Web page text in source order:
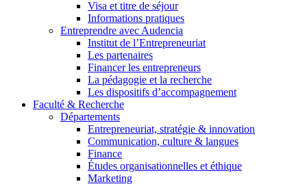
Visa et titre de séjour
Informations pratiques
Entreprendre avec Audencia
Institut de l’Entrepreneuriat
Les partenaires
Financer les entrepreneurs
La pédagogie et la recherche
Les dispositifs d’accompagnement
Faculté & Recherche
Départements
Entrepreneuriat, stratégie & innovation
Communication, culture & langues
Finance
Études organisationnelles et éthique
Marketing